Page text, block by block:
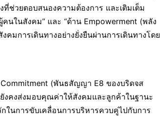
ช่วยตอบสนองความต้องการ และเติมเต็ม
นในสังคม” และ “ด้าน Empowerment (พลัง
มการเดินทางอย่างยั่งยืนผ่านการเดินทางโดย
(พันธสัญญา E8 ของบริดจส
งคงส่งมอบคุณค่าให้สังคมและลูกค้าในฐานะ
ในการขับเคลื่อนการบริหารควบคู่ไปกับการ